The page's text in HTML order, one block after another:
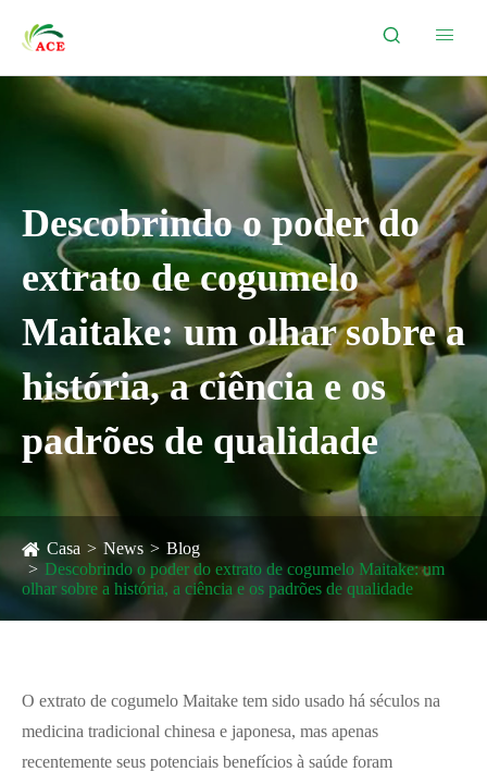
 
Descobrindo o poder do
extrato de cogumelo
Maitake: um olhar sobre a
história, a ciência e os
padrões de qualidade
Casa News
Blog
Descobrindo o poder do extrato de cogumelo Maitake: um
olhar sobre a história, a ciência e os padrões de qualidade
O extrato de cogumelo Maitake tem sido usado há séculos na
medicina tradicional chinesa e japonesa, mas apenas
recentemente seus potenciais benefícios à saúde foram